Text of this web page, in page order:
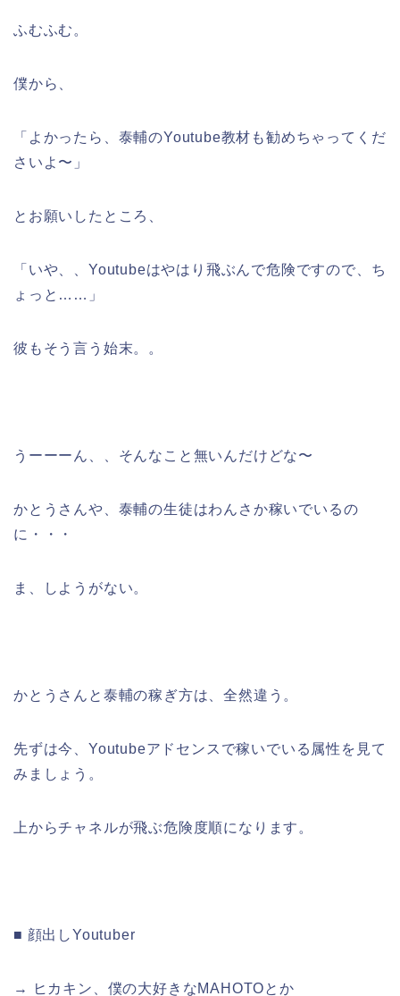
ふむふむ。
僕から、
「よかったら、泰輔のYoutube教材も勧めちゃってくだ
さいよ〜」
とお願いしたところ、
「いや、、Youtubeはやはり飛ぶんで危険ですので、ち
ょっと……」
彼もそう言う始末。。
うーーーん、、そんなこと無いんだけどな〜
かとうさんや、泰輔の生徒はわんさか稼いでいるの
に・・・
ま、しようがない。
かとうさんと泰輔の稼ぎ方は、全然違う。
先ずは今、Youtubeアドセンスで稼いでいる属性を見て
みましょう。
上からチャネルが飛ぶ危険度順になります。
■ 顔出しYoutuber
→ ヒカキン、僕の大好きなMAHOTOとか